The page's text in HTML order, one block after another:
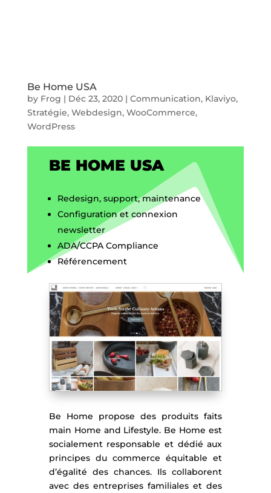
Be Home USA
by Frog | Déc 23, 2020| Communication, Klaviyo,
Stratégie, Webdesign, WooCommerce,
WordPress
BE HOME USA
Redesign, support, maintenance
Configuration et connexion
newsletter
ADA/CCPA Compliance
Référencement
Be Home propose des produits faits
main Home and Lifestyle. Be Home est
socialement responsable et dédié aux
principes du commerce équitable et
d’égalité des chances. Ils collaborent
avec des entreprises familiales et des